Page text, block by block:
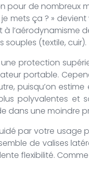
pour de nombreux
mets ça ? »
l’aérodynamisme
(textile, cuir).
protection
portable.
puisqu’on estime
polyvalentes et
dans une moindre
par votre usage
de valises
flexibilité.